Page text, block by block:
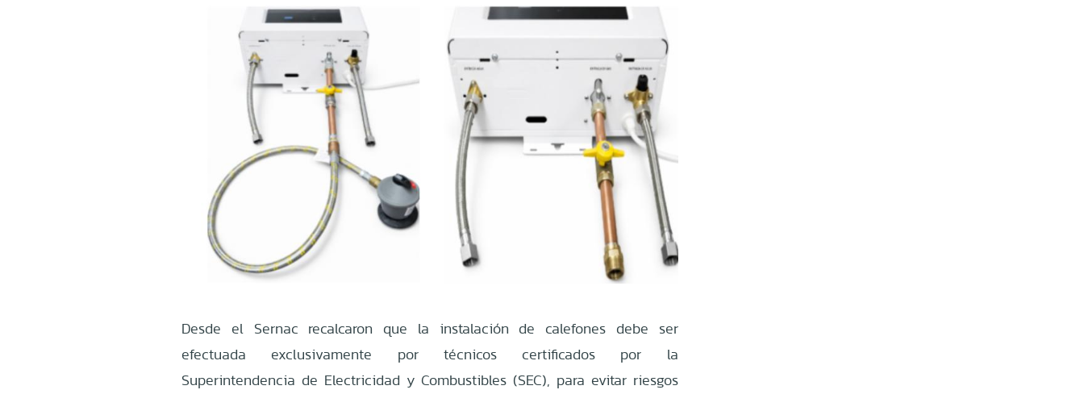
Desde el Sernac recalcaron que la instalación de calefones debe ser
efectuada exclusivamente por técnicos certificados por la
Superintendencia de Electricidad y Combustibles (SEC), para evitar riesgos